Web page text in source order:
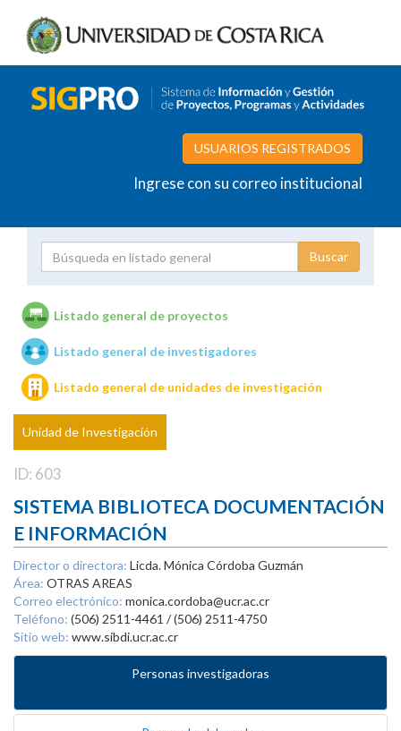
USUARIOS REGISTRADOS
Ingrese con su correo institucional
Unidades de investigación
Listado general de proyectos
Listado general de investigadores
Listado general de unidades de investigación
Unidad de Investigación
ID: 603
SISTEMA BIBLIOTECA DOCUMENTACIÓN
E INFORMACIÓN
Director o directora: Licda. Mónica Córdoba Guzmán
Área: OTRAS AREAS
Correo electrónico: monica.cordoba@ucr.ac.cr
Teléfono: (506) 2511-4461 / (506) 2511-4750
Sitio web: www.sibdi.ucr.ac.cr
Personas investigadoras